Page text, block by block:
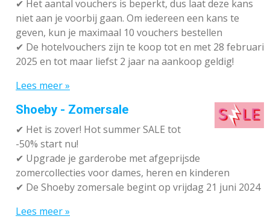
✔ Het aantal vouchers is beperkt, dus laat deze kans
niet aan je voorbij gaan. Om iedereen een kans te
geven, kun je maximaal 10 vouchers bestellen
✔ De hotelvouchers zijn te koop tot en met 28 februari
2025 en tot maar liefst 2 jaar na aankoop geldig!
Lees meer »
Shoeby - Zomersale
✔ Het is zover! Hot summer SALE tot
-50% start nu!
✔ Upgrade je garderobe met afgeprijsde
zomercollecties voor dames, heren en kinderen
✔ De Shoeby zomersale begint op vrijdag 21 juni 2024
Lees meer »